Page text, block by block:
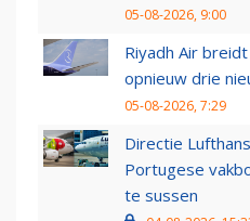
05-08-2026, 9:00
Riyadh Air
opnieuw drie
05-08-2026, 7:29
Directie
Portugese
te sussen